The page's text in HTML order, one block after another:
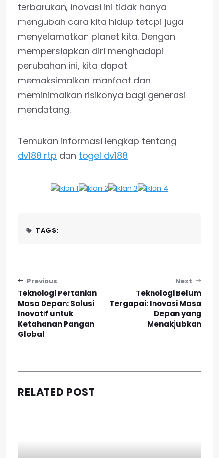
terbarukan, inovasi ini tidak hanya
mengubah cara kita hidup tetapi juga
menyelamatkan planet kita. Dengan
mempersiapkan diri menghadapi
perubahan ini, kita dapat
memaksimalkan manfaat dan
meminimalkan risikonya bagi generasi
mendatang.
Temukan informasi lengkap tentang
dv188 rtp dan togel dv188
TAGS:
Post navigation
Previous
Teknologi Pertanian
Masa Depan: Solusi
Inovatif untuk
Ketahanan Pangan
Global
Next
Teknologi Belum
Tergapai: Inovasi Masa
Depan yang
Menakjubkan
RELATED POST